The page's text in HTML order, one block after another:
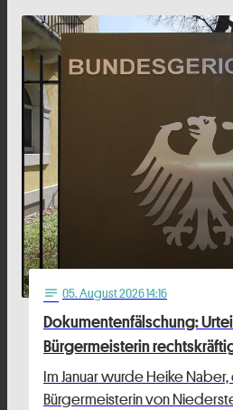
notes 05. August 2026 14:16
Dokumentenfälschung:
Bürgermeisterin
Im Januar wurde Heike
Bürgermeisterin von